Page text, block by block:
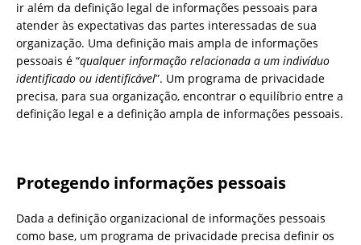
ir além da definição legal de informações pessoais para
atender às expectativas das partes interessadas de sua
organização. Uma definição mais ampla de informações
pessoais é “qualquer informação relacionada a um indivíduo
identificado ou identificável”. Um programa de privacidade
precisa, para sua organização, encontrar o equilíbrio entre a
definição legal e a definição ampla de informações pessoais.
Protegendo informações pessoais
Dada a definição organizacional de informações pessoais
como base, um programa de privacidade precisa definir os